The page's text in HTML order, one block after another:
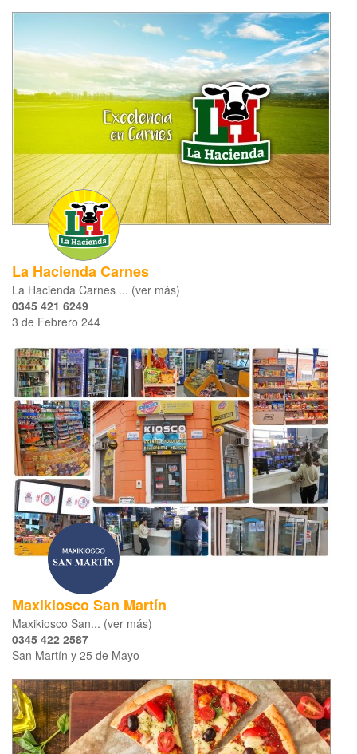
La Hacienda Carnes
La Hacienda Carnes ... (ver más)
0345 421 6249
3 de Febrero 244
Maxikiosco San Martín
Maxikiosco San... (ver más)
0345 422 2587
San Martín y 25 de Mayo